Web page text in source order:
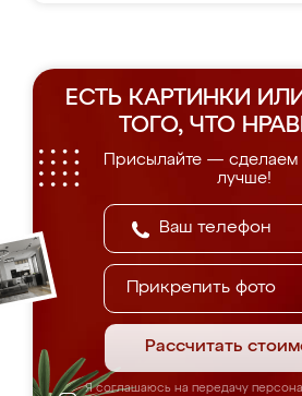
ЕСТЬ КАРТИНКИ
ТОГО, ЧТО
Присылайте — сделаем
лучше!
Прикрепить фото
Рассчитать
Я соглашаюсь на передачу